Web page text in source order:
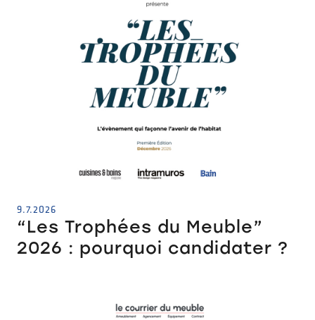
9.7.2026
“Les Trophées du Meuble”
2026 : pourquoi candidater ?